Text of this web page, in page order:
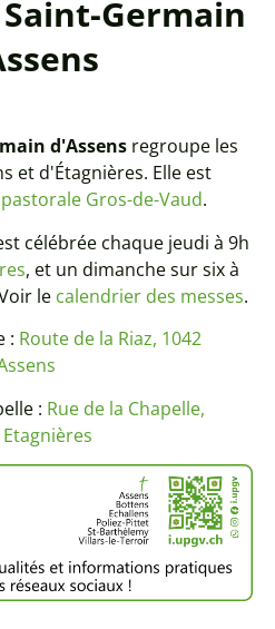
Germain
d'Assensregroupe les
et d'Étagnières. Elle est
pastorale Gros-de-Vaud.
célébrée chaque jeudi à 9h
, et un dimanche sur six à
le calendrier des messes.
: Route de la Riaz, 1042
: Rue de la Chapelle,
Etagnières